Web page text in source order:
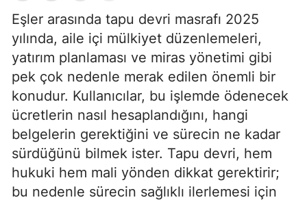
Eşler arasında tapu devri masrafı 2025
yılında, aile içi mülkiyet düzenlemeleri,
yatırım planlaması ve miras yönetimi gibi
pek çok nedenle merak edilen önemli bir
konudur. Kullanıcılar, bu işlemde ödenecek
ücretlerin nasıl hesaplandığını, hangi
belgelerin gerektiğini ve sürecin ne kadar
sürdüğünü bilmek ister. Tapu devri, hem
hukuki hem mali yönden dikkat gerektirir;
bu nedenle sürecin sağlıklı ilerlemesi için